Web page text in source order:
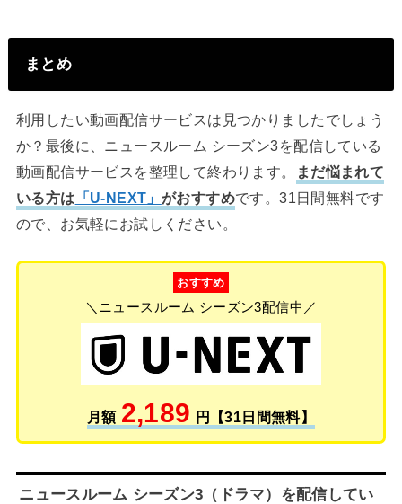
まとめ
利用したい動画配信サービスは見つかりましたでしょう
か？最後に、ニュースルーム シーズン3を配信している
動画配信サービスを整理して終わります。
まだ悩まれて
いる方は 「U-NEXT」 がおすすめです。31日間無料です
ので、お気軽にお試しください。
おすすめ
＼ニュースルーム シーズン3配信中／
月額 2,189 円【31日間無料】
ニュースルーム シーズン3（ドラマ）を配信してい